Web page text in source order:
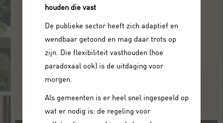
houden die vast
De publieke sector heeft zich adaptief en
wendbaar getoond en mag daar trots op
zijn. Die flexibiliteit vasthouden (hoe
paradoxaal ook) is de uitdaging voor
morgen.
Als gemeenten is er heel snel ingespeeld op
wat er nodig is: de regeling voor